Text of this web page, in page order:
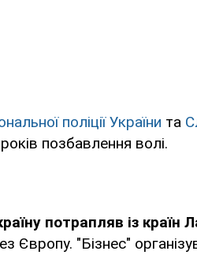
поліції України та
позбавлення волі.
потрапляв із країн
Європу. "Бізнес"